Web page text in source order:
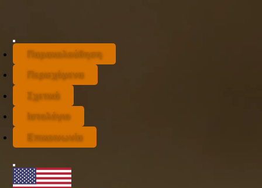
Παρακολούθηση
Περιεχόμενα
Σχετικά
Ιστολόγιο
Επικοινωνία